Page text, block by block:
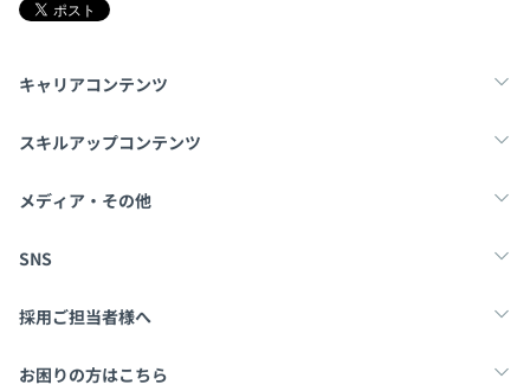
キャリアコンテンツ
転職・キャリア
スキルアップコンテンツ
学習
メディア・その他
Tech Team Journal
SNS
X
採用ご担当者様へ
採用・教育をお考えの企業様へ
お困りの方はこちら